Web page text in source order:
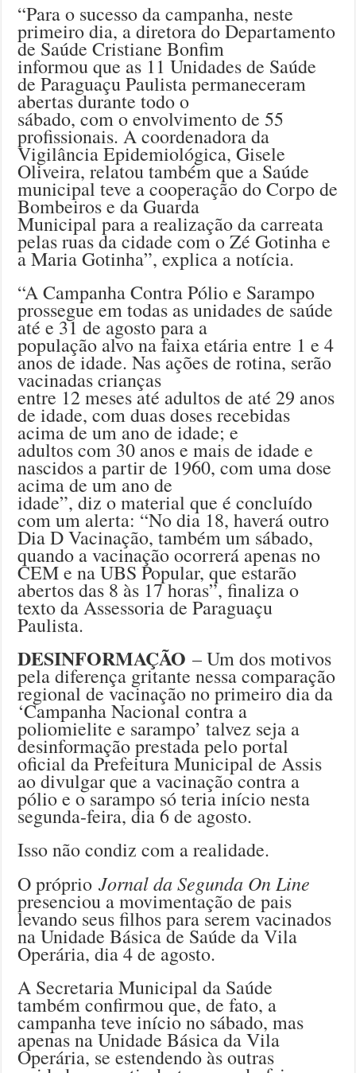
“Para o sucesso da campanha, neste
primeiro dia, a diretora do Departamento
de Saúde Cristiane Bonfim
informou que as 11 Unidades de Saúde
de Paraguaçu Paulista permaneceram
abertas durante todo o
sábado, com o envolvimento de 55
profissionais. A coordenadora da
Vigilância Epidemiológica, Gisele
Oliveira, relatou também que a Saúde
municipal teve a cooperação do Corpo de
Bombeiros e da Guarda
Municipal para a realização da carreata
pelas ruas da cidade com o Zé Gotinha e
a Maria Gotinha”, explica a notícia.
“A Campanha Contra Pólio e Sarampo
prossegue em todas as unidades de saúde
até e 31 de agosto para a
população alvo na faixa etária entre 1 e 4
anos de idade. Nas ações de rotina, serão
vacinadas crianças
entre 12 meses até adultos de até 29 anos
de idade, com duas doses recebidas
acima de um ano de idade; e
adultos com 30 anos e mais de idade e
nascidos a partir de 1960, com uma dose
acima de um ano de
idade”, diz o material que é concluído
com um alerta: “No dia 18, haverá outro
Dia D Vacinação, também um sábado,
quando a vacinação ocorrerá apenas no
CEM e na UBS Popular, que estarão
abertos das 8 às 17 horas”, finaliza o
texto da Assessoria de Paraguaçu
Paulista.
DESINFORMAÇÃO – Um dos motivos
pela diferença gritante nessa comparação
regional de vacinação no primeiro dia da
‘Campanha Nacional contra a
poliomielite e sarampo’ talvez seja a
desinformação prestada pelo portal
oficial da Prefeitura Municipal de Assis
ao divulgar que a vacinação contra a
pólio e o sarampo só teria início nesta
segunda-feira, dia 6 de agosto.
Isso não condiz com a realidade.
O próprioJornal da Segunda On Line
presenciou a movimentação de pais
levando seus filhos para serem vacinados
na Unidade Básica de Saúde da Vila
Operária, dia 4 de agosto.
A Secretaria Municipal da Saúde
também confirmou que, de fato, a
campanha teve início no sábado, mas
apenas na Unidade Básica da Vila
Operária, se estendendo às outras